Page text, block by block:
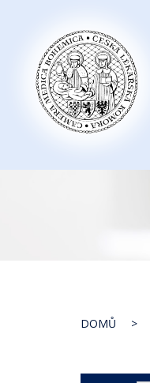
Česká
lékařská
komora
DOMŮ